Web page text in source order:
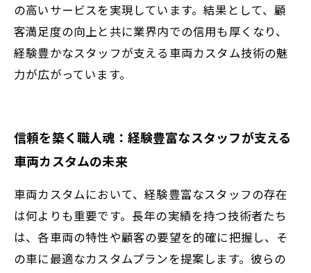
の高いサービスを実現しています。結果として、顧
客満足度の向上と共に業界内での信用も厚くなり、
経験豊かなスタッフが支える車両カスタム技術の魅
力が広がっています。
信頼を築く職人魂：経験豊富なスタッフが支える
車両カスタムの未来
車両カスタムにおいて、経験豊富なスタッフの存在
は何よりも重要です。長年の実績を持つ技術者たち
は、各車両の特性や顧客の要望を的確に把握し、そ
の車に最適なカスタムプランを提案します。彼らの